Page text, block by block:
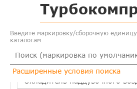
Введите маркировку/сборочную
каталогам
Расширенные условия поиска
Система охлаждения
Масляная система
Воздушная система
Охладитель наддувочного